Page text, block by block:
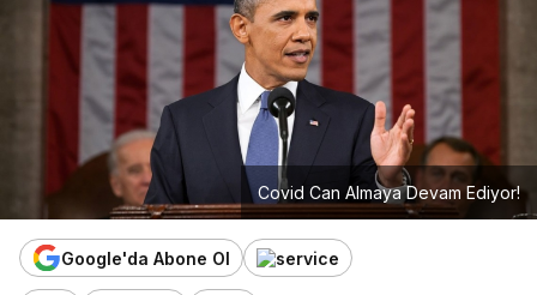
Covid Can Almaya Devam Ediyor!
Google'da Abone Ol